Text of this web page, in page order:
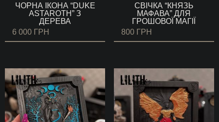
ЧОРНА ІКОНА “DUKE
ASTAROTH” З
ДЕРЕВА
6 000 ГРН
СВІЧКА “КНЯЗЬ
МАФАВА” ДЛЯ
ГРОШОВОЇ МАГІЇ
800 ГРН